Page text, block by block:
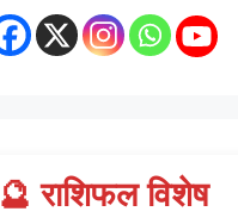
🔮 राशिफल विशेष